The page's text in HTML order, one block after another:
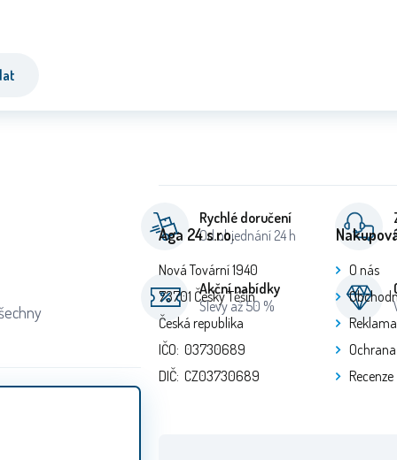
Rychlé doručení
Od objednání 24 h
Akční nabídky
Slevy až 50 %
Aga 24 s.r.o.
Nová Tovární 1940
73701 Český Těšín
Česká republika
IČO: 03730689
DIČ: CZ03730689
O nás
Recenze